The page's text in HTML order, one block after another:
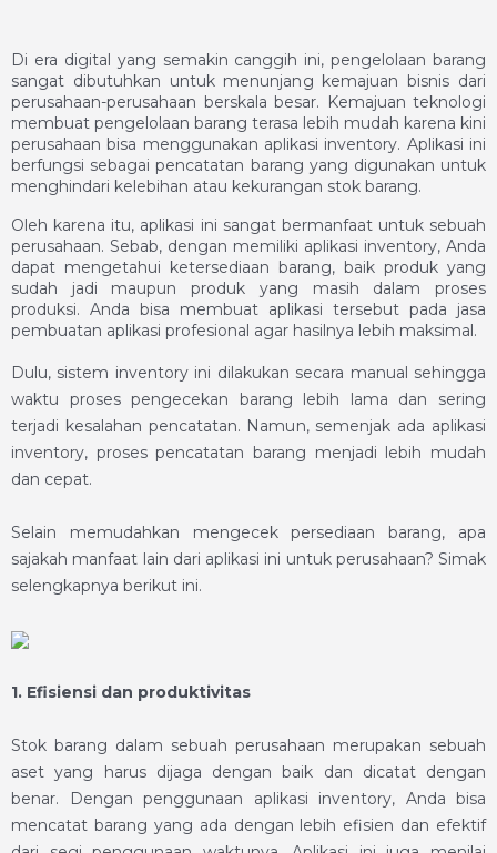
Di era digital yang semakin canggih ini, pengelolaan barang
sangat dibutuhkan untuk menunjang kemajuan bisnis dari
perusahaan-perusahaan berskala besar. Kemajuan teknologi
membuat pengelolaan barang terasa lebih mudah karena kini
perusahaan bisa menggunakan aplikasi inventory. Aplikasi ini
berfungsi sebagai pencatatan barang yang digunakan untuk
menghindari kelebihan atau kekurangan stok barang.
Oleh karena itu, aplikasi ini sangat bermanfaat untuk sebuah
perusahaan. Sebab, dengan memiliki aplikasi inventory, Anda
dapat mengetahui ketersediaan barang, baik produk yang
sudah jadi maupun produk yang masih dalam proses
produksi. Anda bisa membuat aplikasi tersebut pada jasa
pembuatan aplikasi profesional agar hasilnya lebih maksimal.
Dulu, sistem inventory ini dilakukan secara manual sehingga
waktu proses pengecekan barang lebih lama dan sering
terjadi kesalahan pencatatan. Namun, semenjak ada aplikasi
inventory, proses pencatatan barang menjadi lebih mudah
dan cepat.
Selain memudahkan mengecek persediaan barang, apa
sajakah manfaat lain dari aplikasi ini untuk perusahaan? Simak
selengkapnya berikut ini.
1. Efisiensi dan produktivitas
Stok barang dalam sebuah perusahaan merupakan sebuah
aset yang harus dijaga dengan baik dan dicatat dengan
benar. Dengan penggunaan aplikasi inventory, Anda bisa
mencatat barang yang ada dengan lebih efisien dan efektif